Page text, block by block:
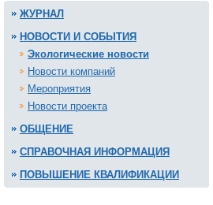
ЖУРНАЛ
НОВОСТИ И СОБЫТИЯ
Экологические новости
Новости компаний
Мероприятия
Новости проекта
ОБЩЕНИЕ
СПРАВОЧНАЯ ИНФОРМАЦИЯ
ПОВЫШЕНИЕ КВАЛИФИКАЦИИ